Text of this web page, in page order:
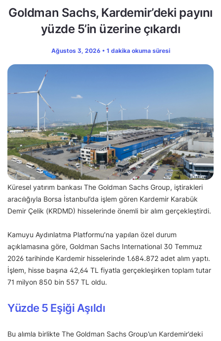
Goldman Sachs, Kardemir’deki payını
yüzde 5’in üzerine çıkardı
Ağustos 3, 2026 • 1 dakika okuma süresi
Küresel yatırım bankası The Goldman Sachs Group, iştirakleri
aracılığıyla Borsa İstanbul’da işlem gören Kardemir Karabük
Demir Çelik (KRDMD) hisselerinde önemli bir alım gerçekleştirdi.
Kamuyu Aydınlatma Platformu’na yapılan özel durum
açıklamasına göre, Goldman Sachs International 30 Temmuz
2026 tarihinde Kardemir hisselerinde 1.684.872 adet alım yaptı.
İşlem, hisse başına 42,64 TL fiyatla gerçekleşirken toplam tutar
71 milyon 850 bin 557 TL oldu.
Yüzde 5 Eşiği Aşıldı
Bu alımla birlikte The Goldman Sachs Group’un Kardemir’deki